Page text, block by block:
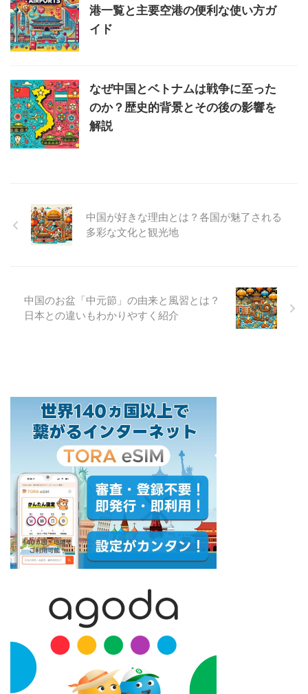
港一覧と主要空港の便利な使い方ガ
イド
なぜ中国とベトナムは戦争に至った
のか？歴史的背景とその後の影響を
解説
中国が好きな理由とは？各国が魅了される
多彩な文化と観光地
中国のお盆「中元節」の由来と風習とは？
日本との違いもわかりやすく紹介